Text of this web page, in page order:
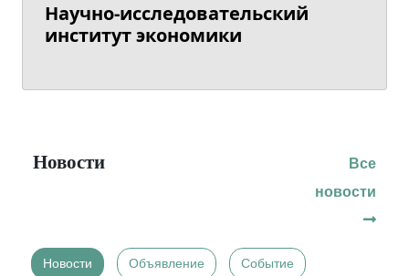
Научно-исследовательский
институт экономики
Новости
Все
новости
Новости Объявление Событие